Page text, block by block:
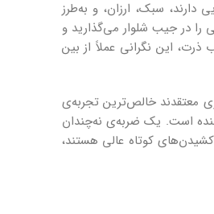
سبک، ارزان، و به‌طرز
در جیب شلوار می‌گذارید و
این نگرانی عملاً از بین
معتقدند خالص‌ترین تجربه‌ی
است. یک ضربه‌ی نه‌چندان
کوتاه عالی هستند،